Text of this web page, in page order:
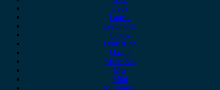
Lada
Lancia
Leapmotor
Lexus
Lynk & co
Mazda
Mercedes
MG
Mini
Mitsubishi